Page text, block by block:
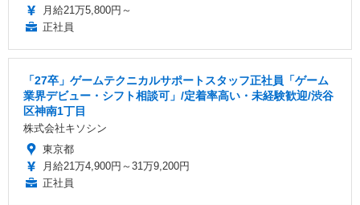
月給21万5,800円～
正社員
「27卒」ゲームテクニカルサポートスタッフ正社員「ゲーム
業界デビュー・シフト相談可」/定着率高い・未経験歓迎/渋谷
区神南1丁目
株式会社キソシン
東京都
月給21万4,900円～31万9,200円
正社員